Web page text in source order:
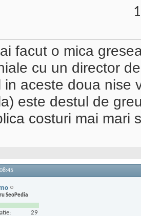
facut o mica
cu un director
in aceste doua nise
este destul de
costuri mai mari
08:45
SeoPedia
29